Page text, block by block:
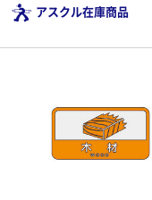
アスクル在庫商品